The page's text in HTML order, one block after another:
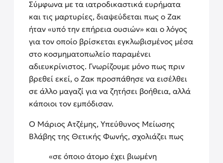
Σύμφωνα με τα ιατροδικαστικά ευρήματα
και τις μαρτυρίες, διαψεύδεται πως ο Ζακ
ήταν «υπό την επήρεια ουσιών» και ο λόγος
για τον οποίο βρίσκεται εγκλωβισμένος μέσα
στο κοσμηματοπωλείο παραμένει
αδιευκρίνιστος. Γνωρίζουμε μόνο πως πριν
βρεθεί εκεί, ο Ζακ προσπάθησε να εισέλθει
σε άλλο μαγαζί για να ζητήσει βοήθεια, αλλά
κάποιοι τον εμπόδισαν.
Ο Μάριος Ατζέμης, Υπεύθυνος Μείωσης
Βλάβης της Θετικής Φωνής, σχολιάζει πως
«σε όποιο άτομο έχει βιωμένη